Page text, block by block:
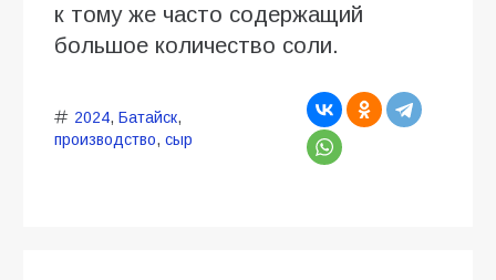
к тому же часто содержащий
большое количество соли.
2024, Батайск,
производство, сыр